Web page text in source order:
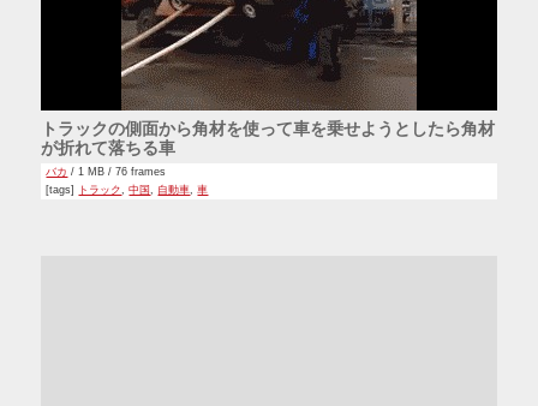
トラックの側面から角材を使って車を乗せようとしたら角材
が折れて落ちる車
バカ / 1 MB / 76 frames
[tags]
トラック,中国, 自動車,車